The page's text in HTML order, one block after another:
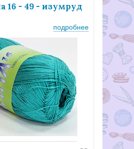
16 - 49 - изумруд
подробнее